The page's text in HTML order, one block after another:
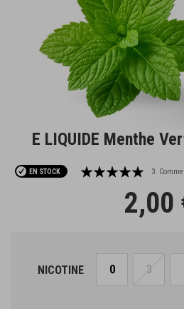
Passer
début
de
E LIQUIDE Menthe
EN STOCK
Notation:
3
2,00
NICOTINE 0 3